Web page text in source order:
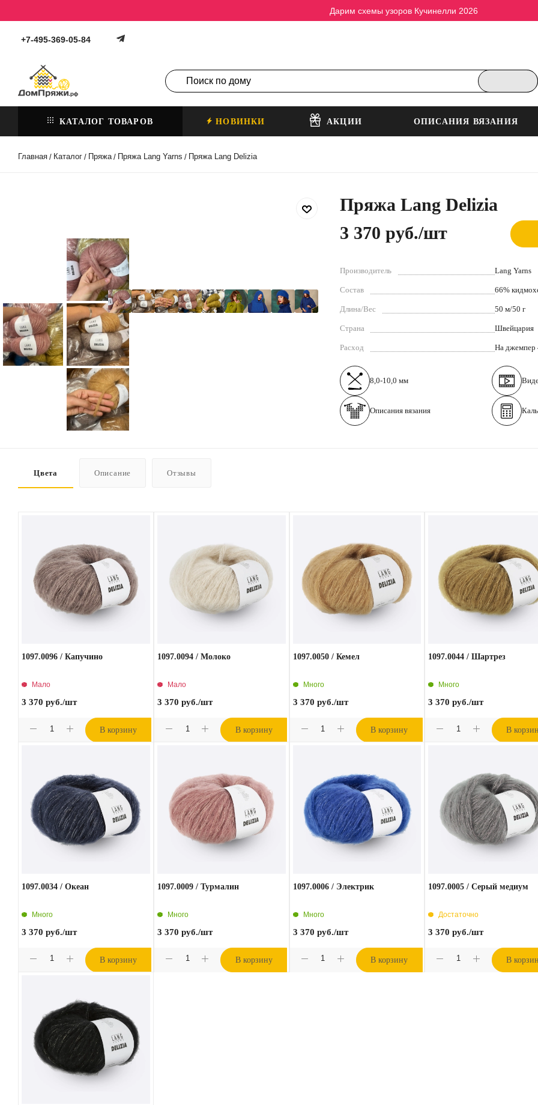
Дарим схемы узоров Кучинелли 2026
+7-495-369-05-84
КАТАЛОГ ТОВАРОВ НОВИНКИ АКЦИИ ОПИСАНИЯ ВЯЗАНИЯ
Главная / Каталог / Пряжа / Пряжа Lang Yarns / Пряжа Lang Delizia
Пряжа Lang Delizia
3 370 руб./шт
Производитель Lang Yarns
Состав 66%
Длина/Вес 50 м/50 г
Страна Швейцария
Расход На джемпер
8,0-10,0 мм
Описания вязания
Цвета Описание Отзывы
1097.0096 / Капучино
Мало
3 370 руб./шт
В корзину
1097.0094 / Молоко
Мало
3 370 руб./шт
В корзину
1097.0050 / Кемел
Много
3 370 руб./шт
В корзину
1097.0044 / Шартрез
Много
3 370 руб./шт
В
1097.0034 / Океан
Много
3 370 руб./шт
В корзину
1097.0009 / Турмалин
Много
3 370 руб./шт
В корзину
1097.0006 / Электрик
Много
3 370 руб./шт
В корзину
1097.0005 / Серый медиум
Достаточно
3 370 руб./шт
В